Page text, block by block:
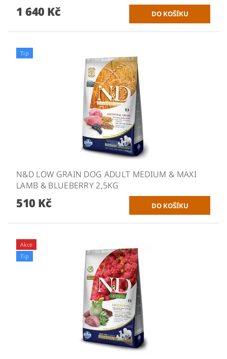
1 640 Kč
Tip
N&D LOW GRAIN DOG ADULT MEDIUM & MAXI
LAMB & BLUEBERRY 2,5KG
510 Kč
Akce
Tip